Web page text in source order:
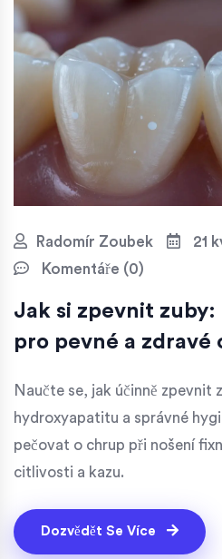
Radomír Zoubek
21
Komentáře (0)
Jak si zpevnit
pro pevné a zdravé
Naučte se, jak účinně zpevnit
hydroxyapatitu a správné
pečovat o chrup při nošení
citlivosti a kazu.
Dozvědět Se Více